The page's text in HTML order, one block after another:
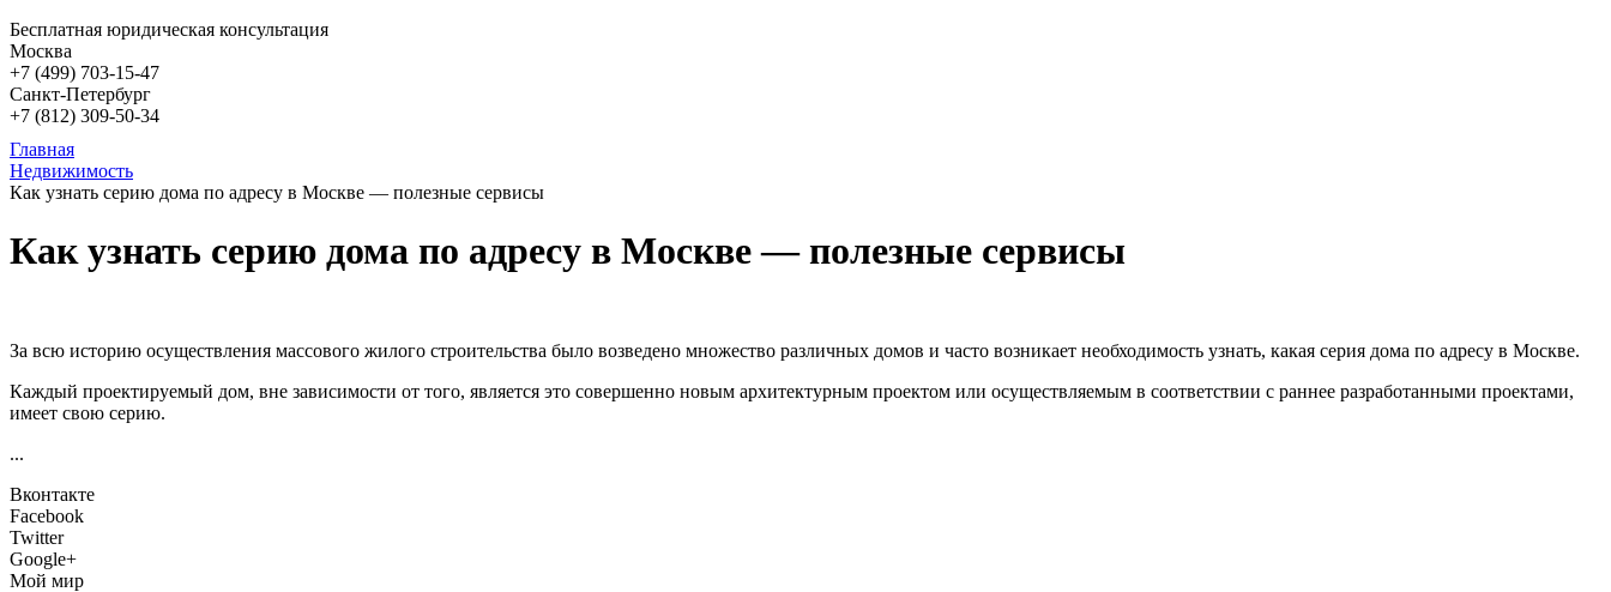
Бесплатная юридическая консультация
Москва
+7 (499) 703-15-47
Санкт-Петербург
+7 (812) 309-50-34
Главная
Недвижимость
Как узнать серию дома по адресу в Москве — полезные сервисы
Как узнать серию дома по адресу в Москве — полезные сервисы
За всю историю осуществления массового жилого строительства было возведено множество различных домов и часто возникает необходимость узнать, какая серия дома по адресу в Москве.
Каждый проектируемый дом, вне зависимости от того, является это совершенно новым архитектурным проектом или осуществляемым в соответствии с раннее разработанными проектами,
имеет свою серию.
...
Вконтакте
Facebook
Twitter
Google+
Мой мир